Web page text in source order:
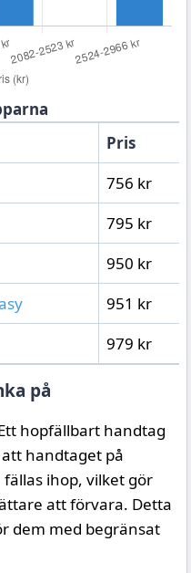
Pris
756 kr
795 kr
950 kr
951 kr
979 kr
på
hopfällbart handtag
handtaget på
ihop, vilket gör
att förvara. Detta
dem med begränsat